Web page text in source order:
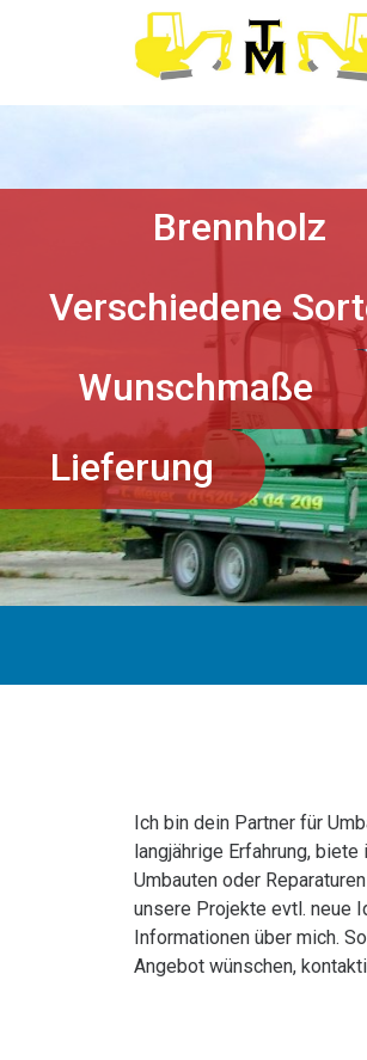
Brennholz
Verschiedene
Wunschmaße
Lieferung
Ich bin dein Partner für
langjährige Erfahrung,
Umbauten oder
unsere Projekte evtl. neue
Informationen über mich.
Angebot wünschen,